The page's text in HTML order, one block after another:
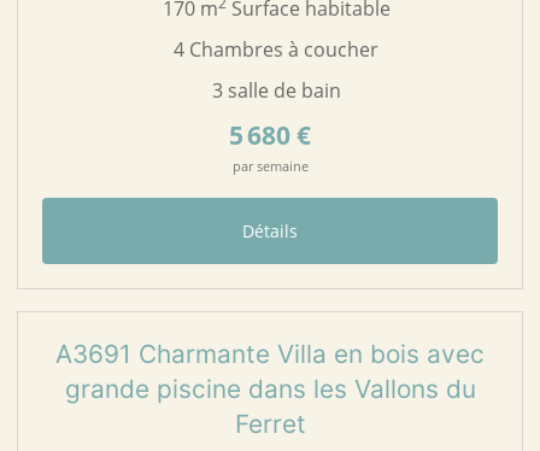
170 m Surface habitable
4 Chambres à coucher
3 salle de bain
5 680 €
par semaine
Détails
56 A3691
A3691 Charmante Villa en bois avec
grande piscine dans les Vallons du
Ferret